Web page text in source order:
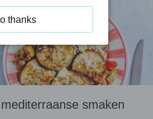
smaken
thanks